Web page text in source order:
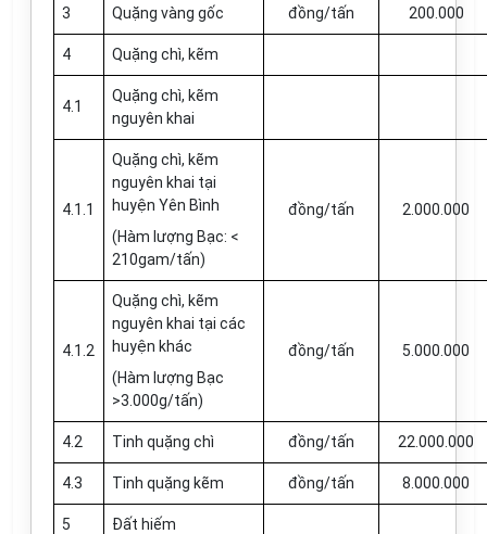
3 Quặng vàng gốc đồng/tấn 200.000
4 Quặng chì, kẽm
4.1
Quặng chì, kẽm
nguyên khai
4.1.1
Quặng chì, kẽm
nguyên khai tại
huyện Yên Bình
(Hàm lượng Bạc: <
210gam/tấn)
đồng/tấn 2.000.000
4.1.2
Quặng chì, kẽm
nguyên khai tại các
huyện khác
(Hàm lượng Bạc
>3.000g/tấn)
đồng/tấn 5.000.000
4.2 Tinh quặng chì đồng/tấn 22.000.000
4.3 Tinh quặng kẽm đồng/tấn 8.000.000
5 Đất hiếm